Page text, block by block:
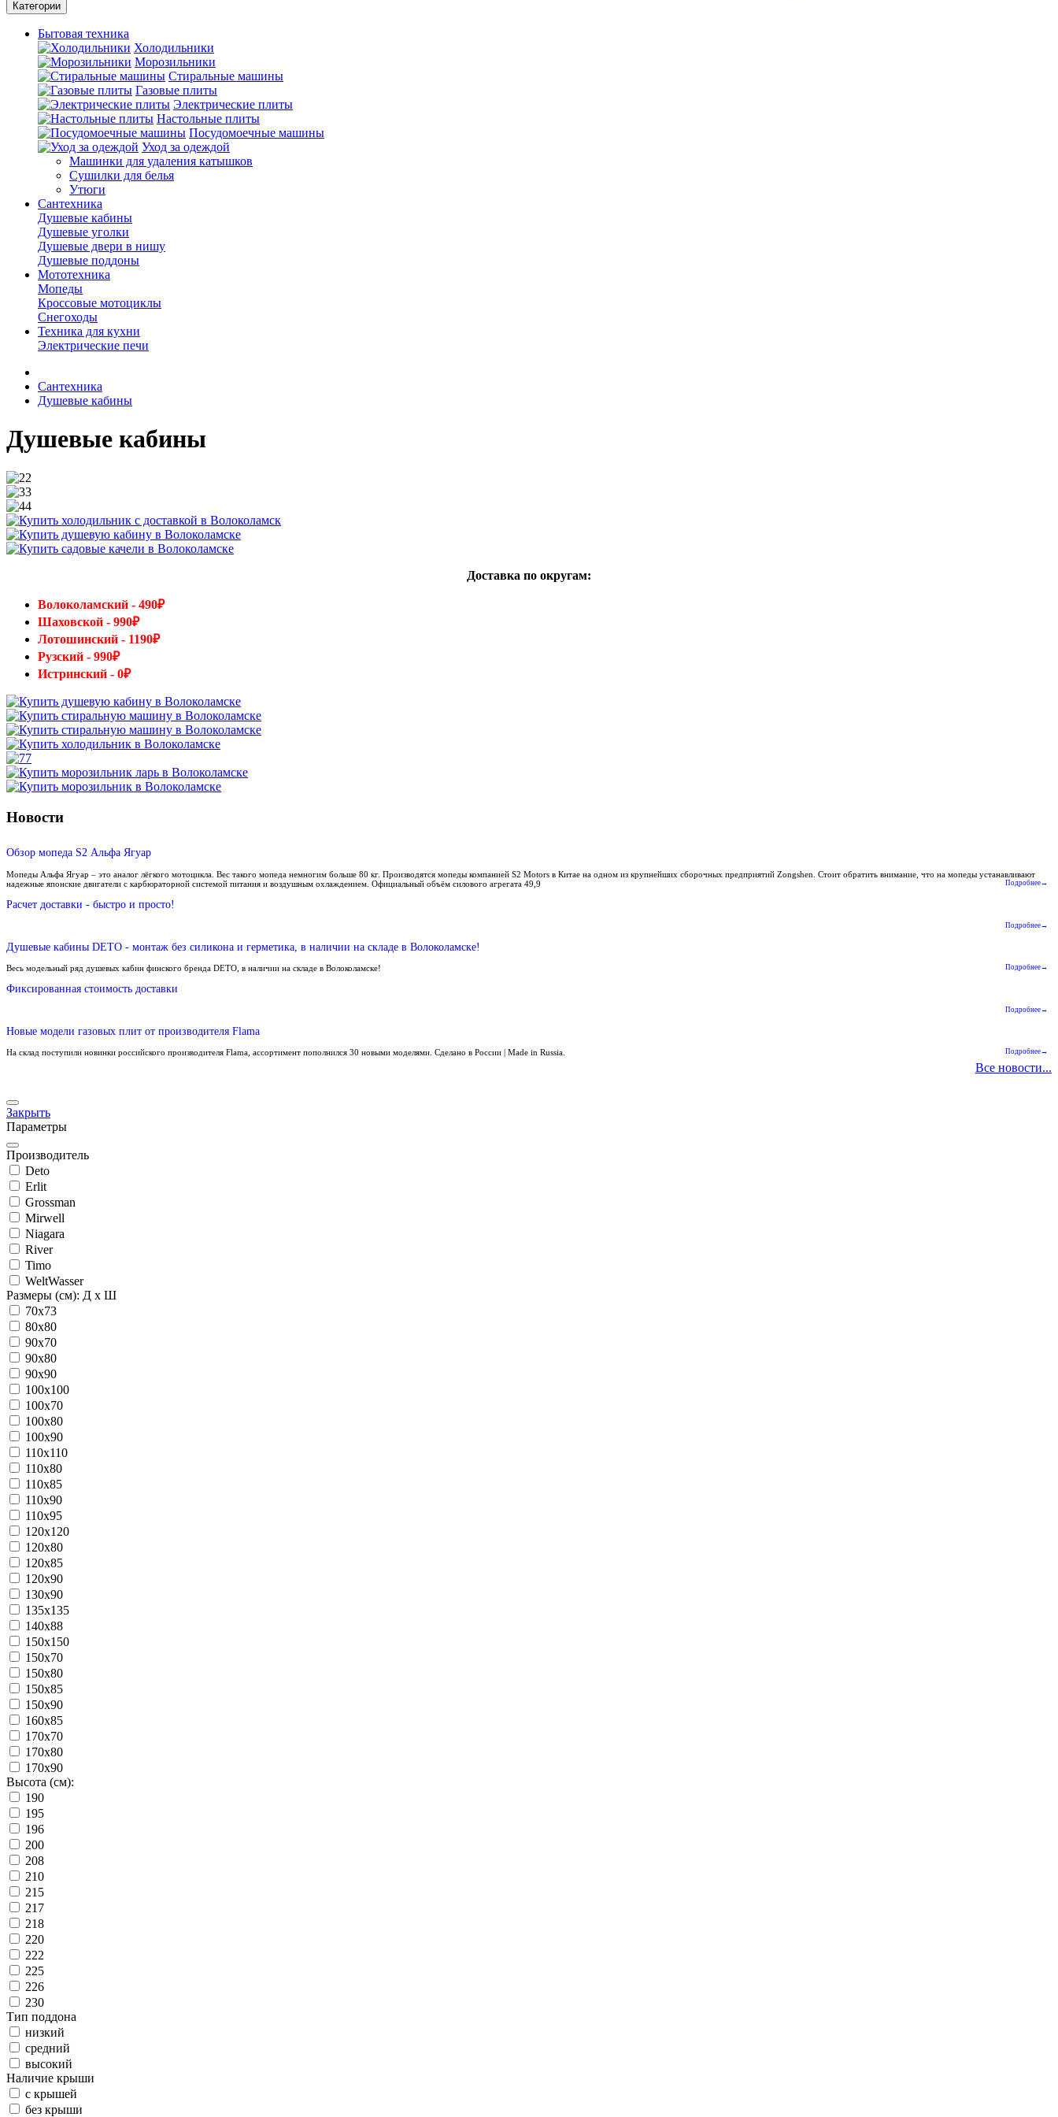
Категории
Бытовая техника
Холодильники
Морозильники
Стиральные машины
Газовые плиты
Электрические плиты
Настольные плиты
Посудомоечные машины
Уход за одеждой
Машинки для удаления катышков
Сушилки для белья
Утюги
Сантехника
Душевые кабины
Душевые уголки
Душевые двери в нишу
Душевые поддоны
Мототехника
Мопеды
Кроссовые мотоциклы
Снегоходы
Техника для кухни
Электрические печи
Сантехника
Душевые кабины
Душевые кабины
Доставка по округам:
Волоколамский - 490₽
Шаховской - 990₽
Лотошинский - 1190₽
Рузский - 990₽
Истринский - 0₽
Новости
Обзор мопеда S2 Альфа Ягуар
Мопеды Альфа Ягуар – это аналог лёгкого мотоцикла. Вес такого мопеда немногим больше 80 кг. Производятся мопеды компанией S2 Motors в Китае на одном из крупнейших сборочных предприятий Zongshen. Стоит обратить внимание, что на мопеды устанавливают
надежные японские двигатели с карбюраторной системой питания и воздушным охлаждением. Официальный объём силового агрегата 49,9
Подробнее→
Расчет доставки - быстро и просто!
Подробнее→
Душевые кабины DETO - монтаж без силикона и герметика, в наличии на складе в Волоколамске!
Весь модельный ряд душевых кабин финского бренда DETO, в наличии на складе в Волоколамске! Подробнее→
Фиксированная стоимость доставки
Подробнее→
Новые модели газовых плит от производителя Flama
На склад поступили новинки российского производителя Flama, ассортимент пополнился 30 новыми моделями. Сделано в России | Made in Russia. Подробнее→
Все новости...
Закрыть
Параметры
Производитель
Deto
Erlit
Grossman
Mirwell
Niagara
River
Timo
WeltWasser
Размеры (см): Д x Ш
70x73
80x80
90x70
90x80
90x90
100x100
100x70
100x80
100x90
110x110
110x80
110x85
110x90
110x95
120x120
120x80
120x85
120x90
130x90
135x135
140x88
150x150
150x70
150x80
150x85
150x90
160x85
170x70
170x80
170x90
Высота (см):
190
195
196
200
208
210
215
217
218
220
222
225
226
230
Тип поддона
низкий
средний
высокий
Наличие крыши
с крышей
без крыши